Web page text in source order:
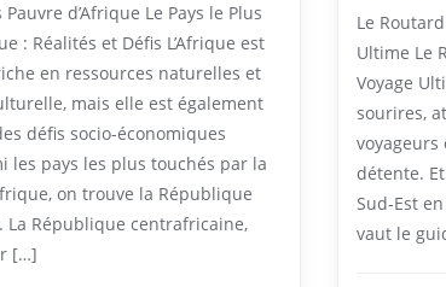
Pauvre d’Afrique Le Pays le Plus
: Réalités et Défis L’Afrique est
en ressources naturelles et
mais elle est également
défis socio-économiques
les pays les plus touchés par la
on trouve la République
La République centrafricaine,
[…]
Le
Ultime Le
Voyage
sourires,
voyageurs
détente.
Sud-Est
vaut le